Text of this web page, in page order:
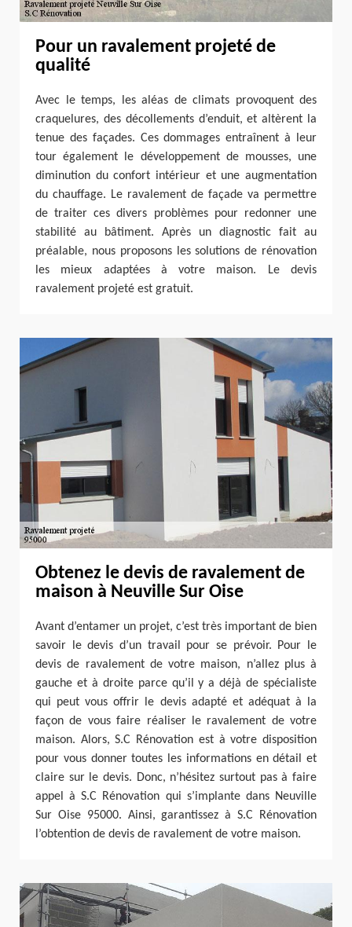
Pour un ravalement projeté de
qualité
Avec le temps, les aléas de climats provoquent des
craquelures, des décollements d’enduit, et altèrent la
tenue des façades. Ces dommages entraînent à leur
tour également le développement de mousses, une
diminution du confort intérieur et une augmentation
du chauffage. Le ravalement de façade va permettre
de traiter ces divers problèmes pour redonner une
stabilité au bâtiment. Après un diagnostic fait au
préalable, nous proposons les solutions de rénovation
les mieux adaptées à votre maison. Le devis
ravalement projeté est gratuit.
Obtenez le devis de ravalement de
maison à Neuville Sur Oise
Avant d’entamer un projet, c’est très important de bien
savoir le devis d’un travail pour se prévoir. Pour le
devis de ravalement de votre maison, n’allez plus à
gauche et à droite parce qu’il y a déjà de spécialiste
qui peut vous offrir le devis adapté et adéquat à la
façon de vous faire réaliser le ravalement de votre
maison. Alors, S.C Rénovation est à votre disposition
pour vous donner toutes les informations en détail et
claire sur le devis. Donc, n’hésitez surtout pas à faire
appel à S.C Rénovation qui s’implante dans Neuville
Sur Oise 95000. Ainsi, garantissez à S.C Rénovation
l’obtention de devis de ravalement de votre maison.